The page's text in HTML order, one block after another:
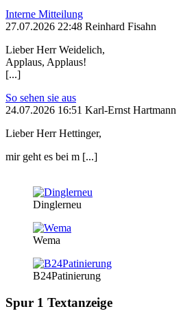
Interne Mitteilung
27.07.2026 22:48 Reinhard Fisahn
Lieber Herr Weidelich,
Applaus, Applaus!
[...]
So sehen sie aus
24.07.2026 16:51 Karl-Ernst Hartmann
Lieber Herr Hettinger,
mir geht es bei m [...]
Dinglerneu
Wema
B24Patinierung
Spur 1 Textanzeige